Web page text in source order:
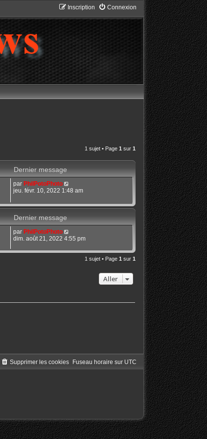
Connexion
Inscription
1 sujet • Page 1 sur 1
Dernier message
par PhilPotoPhoto
jeu. févr. 10, 2022 1:48 am
Dernier message
par PhilPotoPhoto
dim. août 21, 2022 4:55 pm
1 sujet • Page 1 sur 1
Aller
Fuseau horaire sur UTC
Supprimer les cookies